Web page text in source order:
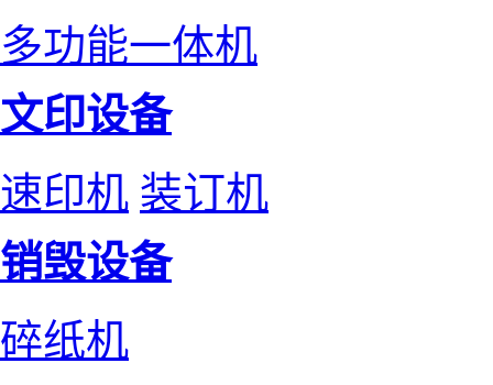
多功能一体机
文印设备
速印机 装订机
销毁设备
碎纸机